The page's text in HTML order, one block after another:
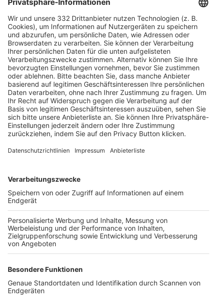
HÄUFIG BESUCHTE SEITEN
Pässe und Vereinswechsel
Trainerausbildung
Schulungsangebot Vereinsmitarbeiter
BFV-Geschäftsstellen
Trainerbörse
Login SpielPlus
FOLGE DEM BFV
TOP-VEREINE
TOP-PARTNER